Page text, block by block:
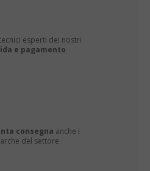
esperti dei nostri
e pagamento
consegna anche i
del settore